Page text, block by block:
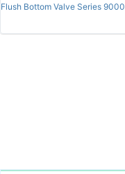
Flush Bottom Valve Series 9000